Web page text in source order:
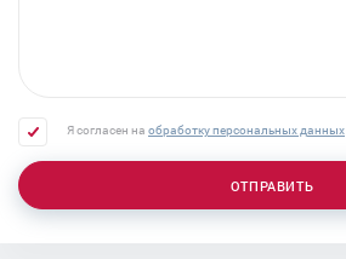
Я согласен на обработку персональных данных
ОТПРАВИТЬ